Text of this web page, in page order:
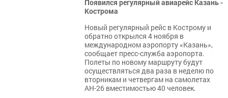
Появился регулярный авиарейс Казань -
Кострома
Новый регулярный рейс в Кострому и
обратно открылся 4 ноября в
международном аэропорту «Казань»,
сообщает пресс-служба аэропорта.
Полеты по новому маршруту будут
осуществляться два раза в неделю по
вторникам и четвергам на самолетах
АН-26 вместимостью 40 человек.